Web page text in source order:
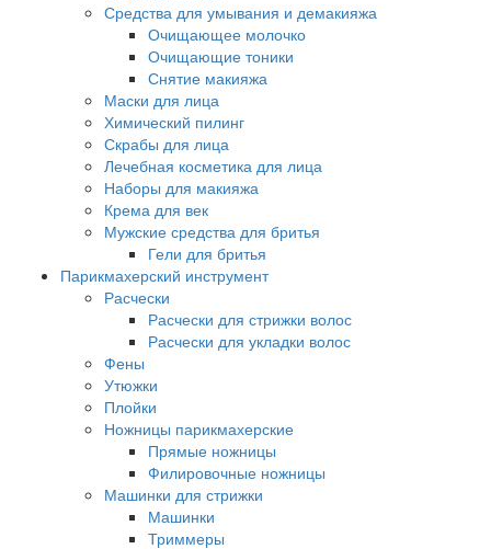
Средства для умывания и демакияжа
Очищающее молочко
Очищающие тоники
Снятие макияжа
Маски для лица
Химический пилинг
Скрабы для лица
Лечебная косметика для лица
Наборы для макияжа
Крема для век
Мужские средства для бритья
Гели для бритья
Парикмахерский инструмент
Расчески
Расчески для стрижки волос
Расчески для укладки волос
Фены
Утюжки
Плойки
Ножницы парикмахерские
Прямые ножницы
Филировочные ножницы
Машинки для стрижки
Машинки
Триммеры